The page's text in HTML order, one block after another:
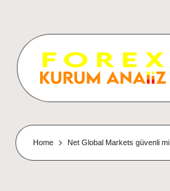
Home Net Global Markets güvenli mi